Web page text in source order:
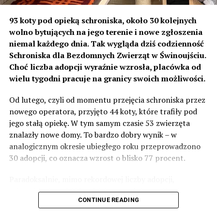
żezdecydowana większość wydarzeń będzie
bezpłatna. Bilety obowiązują tylko na pięć wydarzeń –
koncerty w Amfiteatrze im. Marka Grechuty oraz w Sali
Teatralnej MDK.
Cena standardowego biletu wynosi80 zł , natomiast
posiadacze Karty Wyspiarza lub Karty Wyspiarza
64 zł.
Markowy Festiwal 2026 – najważniejsze
wydarzenia
12 sierpnia, środa
13 sierpnia, czwartek
93 koty pod opieką schroniska, około 30 kolejnych
wolno bytujących na jego terenie i nowe zgłoszenia
niemal każdego dnia. Tak wygląda dziś codzienność
Schroniska dla Bezdomnych Zwierząt w Świnoujściu.
Choć liczba adopcji wyraźnie wzrosła, placówka od
wielu tygodni pracuje na granicy swoich możliwości.
Od lutego, czyli od momentu przejęcia schroniska przez
nowego operatora, przyjęto 44 koty, które trafiły pod
jego stałą opiekę. W tym samym czasie 53 zwierzęta
znalazły nowe domy. To bardzo dobry wynik – w
analogicznym okresie ubiegłego roku przeprowadzono
30 adopcji, co oznacza wzrost o blisko 77 procent.
schronisko jest dziś bardziej przepełnione niż rok temu.
Obecnie pod opieką znajduje się 93 koty, a dodatkowo na
CONTINUE READING